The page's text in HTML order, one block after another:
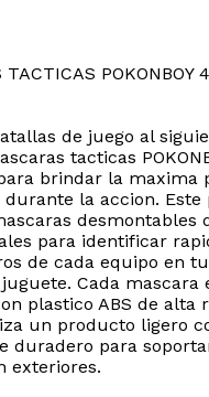
TACTICAS POKONBOY
de juego al
tacticas
brindar la maxima
la accion. Este
desmontables
para identificar
de cada equipo en
Cada mascara
plastico ABS de alta
un producto ligero
duradero para
exteriores.